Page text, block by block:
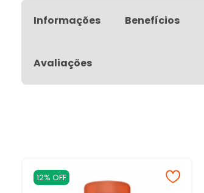
Informações Benefícios
Avaliações
12% OFF